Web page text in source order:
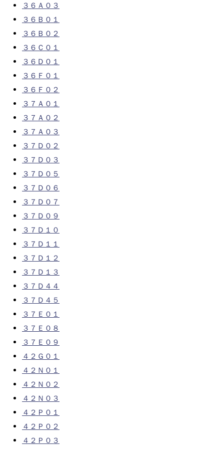
３６Ａ０３
３６Ｂ０１
３６Ｂ０２
３６Ｃ０１
３６Ｄ０１
３６Ｆ０１
３６Ｆ０２
３７Ａ０１
３７Ａ０２
３７Ａ０３
３７Ｄ０２
３７Ｄ０３
３７Ｄ０５
３７Ｄ０６
３７Ｄ０７
３７Ｄ０９
３７Ｄ１０
３７Ｄ１１
３７Ｄ１２
３７Ｄ１３
３７Ｄ４４
３７Ｄ４５
３７Ｅ０１
３７Ｅ０８
３７Ｅ０９
４２Ｇ０１
４２Ｎ０１
４２Ｎ０２
４２Ｎ０３
４２Ｐ０１
４２Ｐ０２
４２Ｐ０３